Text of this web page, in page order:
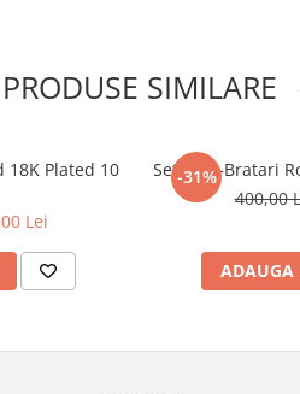
PRODUSE SIMILARE
18K Plated 10
Lei
-31%
Set Lant-Bratari
400,00
ADAUGA